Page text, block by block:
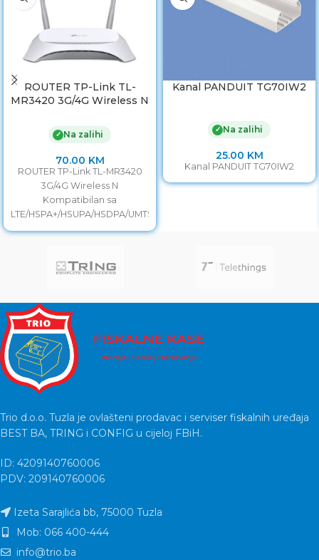
ROUTER TP-Link TL-
MR3420 3G/4G Wireless N
✓ Na zalihi
70.00 KM
ROUTER TP-Link TL-MR3420
3G/4G Wireless N
Kompatibilan sa
LTE/HSPA+/HSUPA/HSDPA/UMTS/EVDO
USB modemima, testirano na
Kanal PANDUIT TG70IW2
✓ Na zalihi
25.00 KM
Kanal PANDUIT TG70IW2
Trio d.o.o. Tuzla je ovlašteni prodavac i serviser fiskalnih uređaja
BEST BA, TRING i CONFIG u cijeloj FBiH.
ID: 4209140760006
PDV: 209140760006
Izeta Sarajlića bb, 75000 Tuzla
Mob: 066 400-444
info@trio.ba